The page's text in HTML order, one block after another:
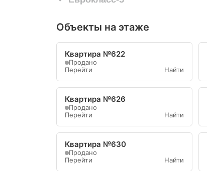
Объекты на этаже
Квартира №622
Продано
Перейти
Найти
Квартира №626
Продано
Перейти
Найти
Квартира №630
Продано
Перейти
Найти